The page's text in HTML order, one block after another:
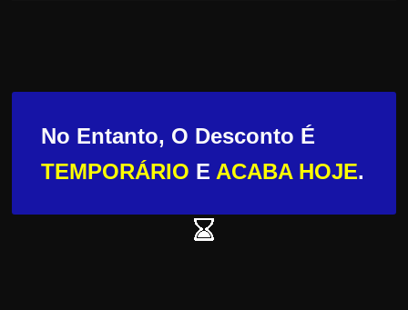
No Entanto, O Desconto É
TEMPORÁRIO E ACABA HOJE.